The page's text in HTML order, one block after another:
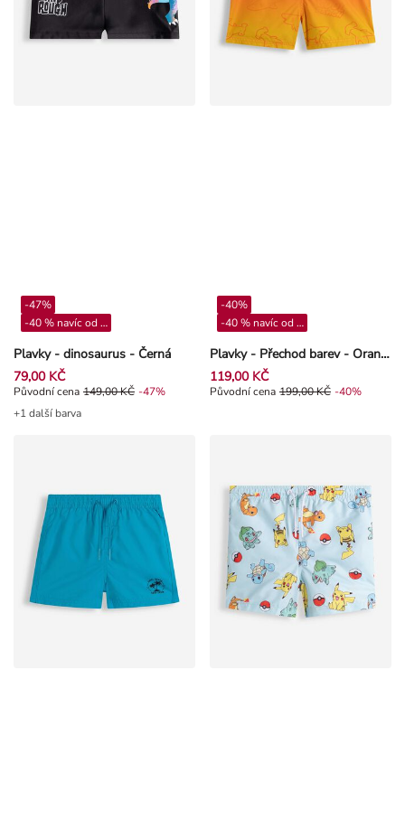
Plavky - dinosaurus - Černá
-47%
-40 % navíc od 4**
79,00 KČ
Původní cena 149,00 Kč, Sleva -47%
Původní cena 149,00 KČ -47%
+1 další barva
Plavky - Přechod barev - Oranžová
-40%
-40 % navíc od 4**
119,00 KČ
Původní cena 199,00 Kč, Sleva -
Původní cena 199,00 KČ -40%